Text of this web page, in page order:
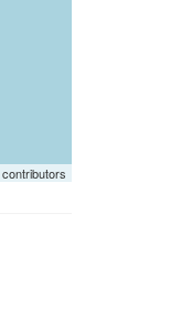
contributors